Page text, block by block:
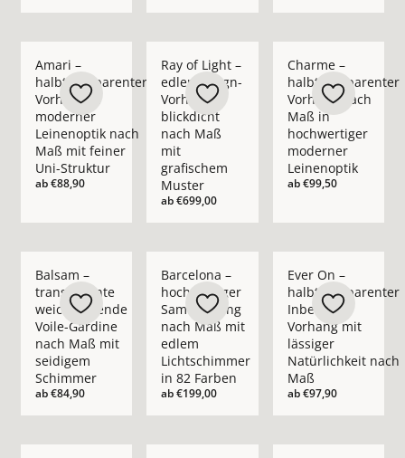
Amari –
halbtransparenter
Vorhang in
moderner
Leinenoptik nach
Maß mit feiner
Uni-Struktur
ab€88,90
Ray of Light –
edler Design-
Vorhang
blickdicht
nach Maß
mit
grafischem
Muster
ab€699,00
Charme –
halbtransparenter
Vorhang nach
Maß in
hochwertiger
moderner
Leinenoptik
ab€99,50
Balsam –
transparente
weichfließende
Voile-Gardine
nach Maß mit
seidigem
Schimmer
ab€84,90
Barcelona –
hochwertiger
Samtvorhang
nach Maß mit
edlem
Lichtschimmer
in 82 Farben
ab€199,00
Ever On –
halbtransparenter
Inbetween
Vorhang mit
lässiger
Natürlichkeit nach
Maß
ab€97,90